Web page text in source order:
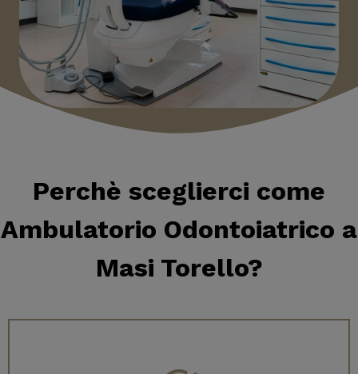
Perchè sceglierci come
Ambulatorio Odontoiatrico a
Masi Torello?